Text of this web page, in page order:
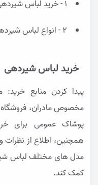
1 - خرید لباس شیردهی
2 - انواع لباس شیردهی
خرید لباس شیردهی
پیدا کردن منابع خرید:
مخصوص مادران،
پوشاک عمومی برای
همچنین، اطلاع از نظرات
مدل های مختلف لباس
کمک کند.